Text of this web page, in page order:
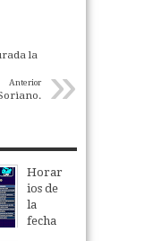
la
»
Anterior
Horar
ios de
la
fecha